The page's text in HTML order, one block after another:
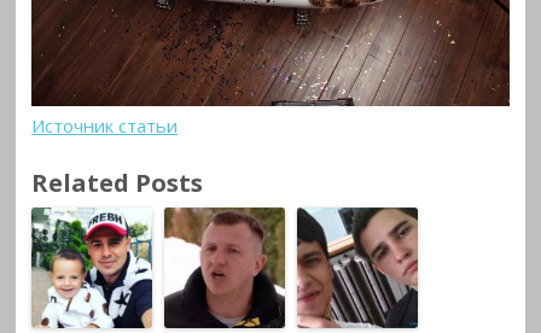
Источник статьи
Related Posts